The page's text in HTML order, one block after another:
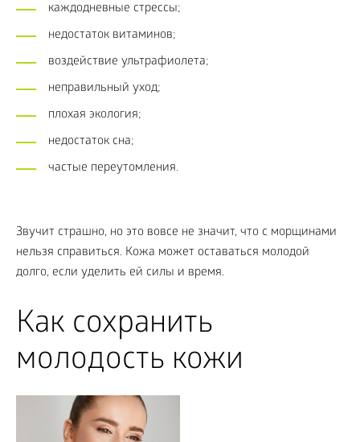
каждодневные стрессы;
недостаток витаминов;
воздействие ультрафиолета;
неправильный уход;
плохая экология;
недостаток сна;
частые переутомления.
Звучит страшно, но это вовсе не значит, что с морщинами
нельзя справиться. Кожа может оставаться молодой
долго, если уделить ей силы и время.
Как сохранить
молодость кожи